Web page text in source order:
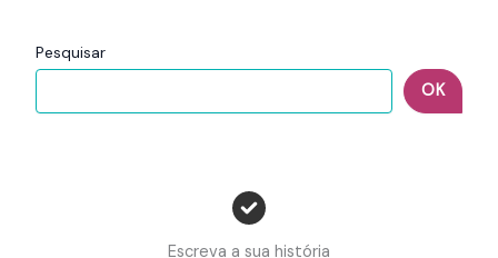
Pesquisar
OK
Escreva a sua história